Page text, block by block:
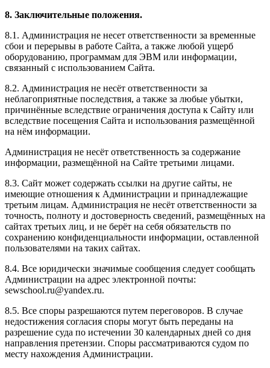
8. Заключительные положения.
8.1. Администрация не несет ответственности за временные
сбои и перерывы в работе Сайта, а также любой ущерб
оборудованию, программам для ЭВМ или информации,
связанный с использованием Сайта.
8.2. Администрация не несёт ответственности за
неблагоприятные последствия, а также за любые убытки,
причинённые вследствие ограничения доступа к Сайту или
вследствие посещения Сайта и использования размещённой
на нём информации.
Администрация не несёт ответственность за содержание
информации, размещённой на Сайте третьими лицами.
8.3. Сайт может содержать ссылки на другие сайты, не
имеющие отношения к Администрации и принадлежащие
третьим лицам. Администрация не несёт ответственности за
точность, полноту и достоверность сведений, размещённых на
сайтах третьих лиц, и не берёт на себя обязательств по
сохранению конфиденциальности информации, оставленной
пользователями на таких сайтах.
8.4. Все юридически значимые сообщения следует сообщать
Администрации на адрес электронной почты:
sewschool.ru@yandex.ru.
8.5. Все споры разрешаются путем переговоров. В случае
недостижения согласия споры могут быть переданы на
разрешение суда по истечении 30 календарных дней со дня
направления претензии. Споры рассматриваются судом по
месту нахождения Администрации.